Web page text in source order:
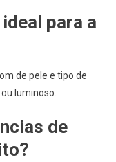
para a
de pele e tipo de
luminoso.
de